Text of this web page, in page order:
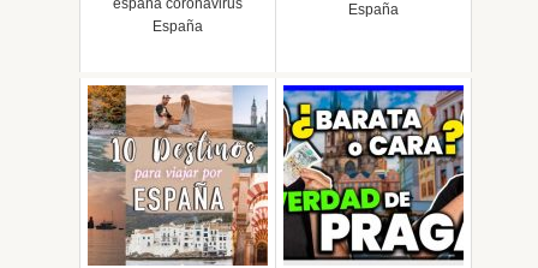
españa coronavirus
España
España